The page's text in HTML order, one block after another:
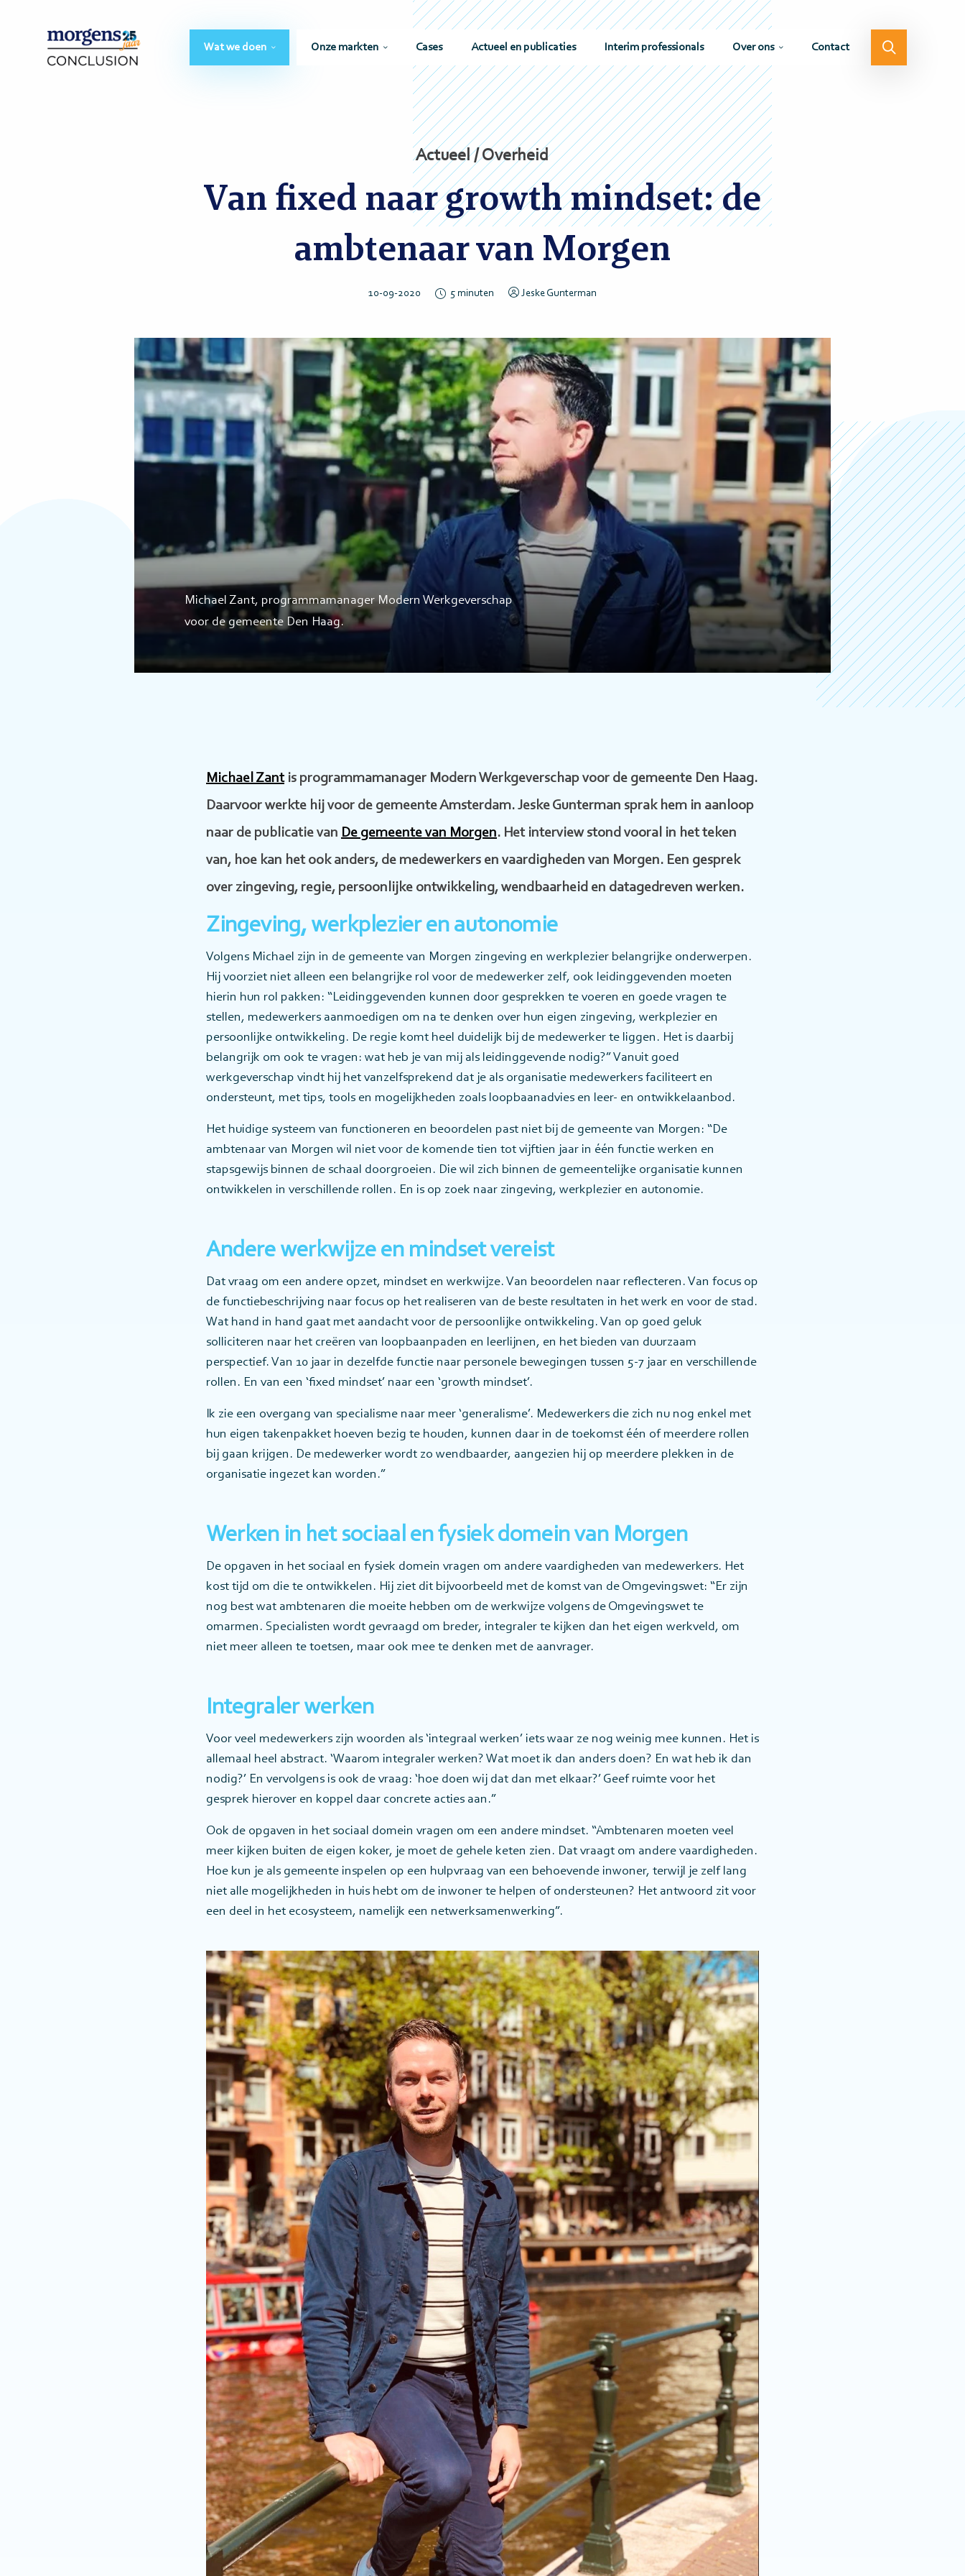
Wat we doen Onze markten Cases Actueel en publicaties Interim professionals Over ons Contact
Actueel / Overheid
Van fixed naar growth mindset: de
ambtenaar van Morgen
10-09-2020 5 minuten Jeske Gunterman
Michael Zant, programmamanager Modern Werkgeverschap
voor de gemeente Den Haag.
Michael Zantis programmamanager Modern Werkgeverschap voor de gemeente Den Haag.
Daarvoor werkte hij voor de gemeente Amsterdam. Jeske Gunterman sprak hem in aanloop
naar de publicatie van De gemeente van Morgen. Het interview stond vooral in het teken
van, hoe kan het ook anders, de medewerkers en vaardigheden van Morgen. Een gesprek
over zingeving, regie, persoonlijke ontwikkeling, wendbaarheid en datagedreven werken.
Zingeving, werkplezier en autonomie
Volgens Michael zijn in de gemeente van Morgen zingeving en werkplezier belangrijke onderwerpen.
Hij voorziet niet alleen een belangrijke rol voor de medewerker zelf, ook leidinggevenden moeten
hierin hun rol pakken: “Leidinggevenden kunnen door gesprekken te voeren en goede vragen te
stellen, medewerkers aanmoedigen om na te denken over hun eigen zingeving, werkplezier en
persoonlijke ontwikkeling. De regie komt heel duidelijk bij de medewerker te liggen. Het is daarbij
belangrijk om ook te vragen: wat heb je van mij als leidinggevende nodig?” Vanuit goed
werkgeverschap vindt hij het vanzelfsprekend dat je als organisatie medewerkers faciliteert en
ondersteunt, met tips, tools en mogelijkheden zoals loopbaanadvies en leer- en ontwikkelaanbod.
Het huidige systeem van functioneren en beoordelen past niet bij de gemeente van Morgen: “De
ambtenaar van Morgen wil niet voor de komende tien tot vijftien jaar in één functie werken en
stapsgewijs binnen de schaal doorgroeien. Die wil zich binnen de gemeentelijke organisatie kunnen
ontwikkelen in verschillende rollen. En is op zoek naar zingeving, werkplezier en autonomie.
Andere werkwijze en mindset vereist
Dat vraag om een andere opzet, mindset en werkwijze. Van beoordelen naar reflecteren. Van focus op
de functiebeschrijving naar focus op het realiseren van de beste resultaten in het werk en voor de stad.
Wat hand in hand gaat met aandacht voor de persoonlijke ontwikkeling. Van op goed geluk
solliciteren naar het creëren van loopbaanpaden en leerlijnen, en het bieden van duurzaam
perspectief. Van 10 jaar in dezelfde functie naar personele bewegingen tussen 5-7 jaar en verschillende
rollen. En van een ‘fixed mindset’ naar een ‘growth mindset’.
Ik zie een overgang van specialisme naar meer ‘generalisme’. Medewerkers die zich nu nog enkel met
hun eigen takenpakket hoeven bezig te houden, kunnen daar in de toekomst één of meerdere rollen
bij gaan krijgen. De medewerker wordt zo wendbaarder, aangezien hij op meerdere plekken in de
organisatie ingezet kan worden.”
Werken in het sociaal en fysiek domein van Morgen
De opgaven in het sociaal en fysiek domein vragen om andere vaardigheden van medewerkers. Het
kost tijd om die te ontwikkelen. Hij ziet dit bijvoorbeeld met de komst van de Omgevingswet: “Er zijn
nog best wat ambtenaren die moeite hebben om de werkwijze volgens de Omgevingswet te
omarmen. Specialisten wordt gevraagd om breder, integraler te kijken dan het eigen werkveld, om
niet meer alleen te toetsen, maar ook mee te denken met de aanvrager.
Integraler werken
Voor veel medewerkers zijn woorden als ‘integraal werken’ iets waar ze nog weinig mee kunnen. Het is
allemaal heel abstract. ‘Waarom integraler werken? Wat moet ik dan anders doen? En wat heb ik dan
nodig?’ En vervolgens is ook de vraag: ‘hoe doen wij dat dan met elkaar?’ Geef ruimte voor het
gesprek hierover en koppel daar concrete acties aan.”
Ook de opgaven in het sociaal domein vragen om een andere mindset. “Ambtenaren moeten veel
meer kijken buiten de eigen koker, je moet de gehele keten zien. Dat vraagt om andere vaardigheden.
Hoe kun je als gemeente inspelen op een hulpvraag van een behoevende inwoner, terwijl je zelf lang
niet alle mogelijkheden in huis hebt om de inwoner te helpen of ondersteunen? Het antwoord zit voor
een deel in het ecosysteem, namelijk een netwerksamenwerking”.